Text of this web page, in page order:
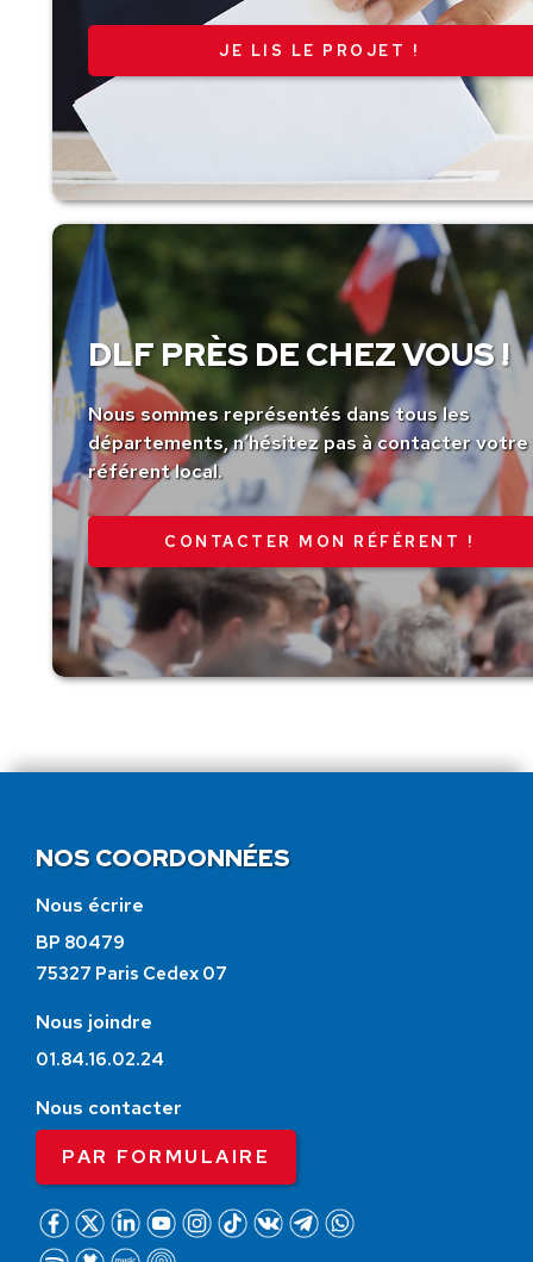
JE LIS LE PROJET !
DLF PRÈS DE CHEZ VOUS !
Nous sommes représentés dans tous les
départements, n’hésitez pas à contacter votre
référent local.
CONTACTER MON RÉFÉRENT !
NOS COORDONNÉES
Nous écrire
BP 80479
75327 Paris Cedex 07
Nous joindre
01.84.16.02.24
Nous contacter
PAR FORMULAIRE